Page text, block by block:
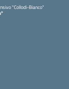
"Collodi-Bianco"